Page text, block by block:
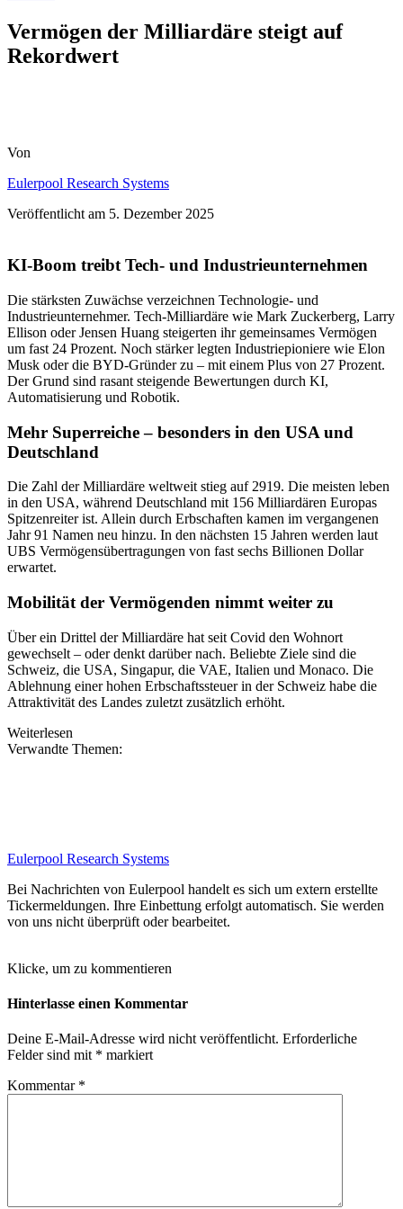
Vermögen der Milliardäre steigt auf
Rekordwert
Von
Eulerpool Research Systems
Veröffentlicht am 5. Dezember 2025
KI-Boom treibt Tech- und Industrieunternehmen
Die stärksten Zuwächse verzeichnen Technologie- und
Industrieunternehmer. Tech-Milliardäre wie Mark Zuckerberg, Larry
Ellison oder Jensen Huang steigerten ihr gemeinsames Vermögen
um fast 24 Prozent. Noch stärker legten Industriepioniere wie Elon
Musk oder die BYD-Gründer zu – mit einem Plus von 27 Prozent.
Der Grund sind rasant steigende Bewertungen durch KI,
Automatisierung und Robotik.
Mehr Superreiche – besonders in den USA und
Deutschland
Die Zahl der Milliardäre weltweit stieg auf 2919. Die meisten leben
in den USA, während Deutschland mit 156 Milliardären Europas
Spitzenreiter ist. Allein durch Erbschaften kamen im vergangenen
Jahr 91 Namen neu hinzu. In den nächsten 15 Jahren werden laut
UBS Vermögensübertragungen von fast sechs Billionen Dollar
erwartet.
Mobilität der Vermögenden nimmt weiter zu
Über ein Drittel der Milliardäre hat seit Covid den Wohnort
gewechselt – oder denkt darüber nach. Beliebte Ziele sind die
Schweiz, die USA, Singapur, die VAE, Italien und Monaco. Die
Ablehnung einer hohen Erbschaftssteuer in der Schweiz habe die
Attraktivität des Landes zuletzt zusätzlich erhöht.
Weiterlesen
Verwandte Themen:
Eulerpool Research Systems
Bei Nachrichten von Eulerpool handelt es sich um extern erstellte
Tickermeldungen. Ihre Einbettung erfolgt automatisch. Sie werden
von uns nicht überprüft oder bearbeitet.
Klicke, um zu kommentieren
Hinterlasse einen Kommentar
Deine E-Mail-Adresse wird nicht veröffentlicht. Erforderliche
Felder sind mit * markiert
Kommentar *